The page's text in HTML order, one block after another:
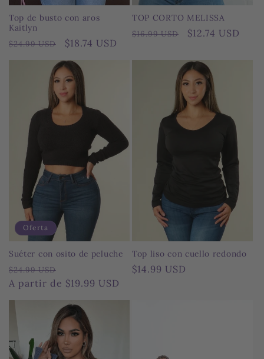
Top de busto con aros
Kaitlyn
Precio
habitual
$24.99 USD
Precio
de
oferta
$18.74 USD
TOP CORTO MELISSA
Precio
$16.99 USD
Precio
oferta
$12.74 USD
Oferta
Suéter con osito de peluche
Precio
habitual
$24.99 USD
de
A partir de $19.99 USD
Top liso con cuello redondo
Precio
$14.99 USD